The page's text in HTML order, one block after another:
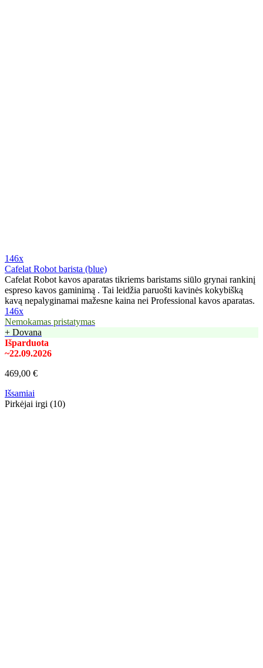
146x
Cafelat Robot barista (blue)
Cafelat Robot kavos aparatas tikriems baristams siūlo grynai rankinį
espreso kavos gaminimą . Tai leidžia paruošti kavinės kokybišką
kavą nepalyginamai mažesne kaina nei Professional kavos aparatas.
146x
Nemokamas pristatymas
+ Dovana
Išparduota
~22.09.2026
469,00 €
Išsamiai
Pirkėjai irgi (10)